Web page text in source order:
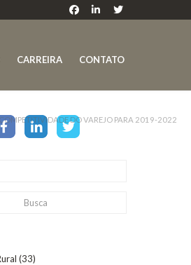
CARREIRA CONTATO
(33)
DO VAREJO PARA 2019-2022